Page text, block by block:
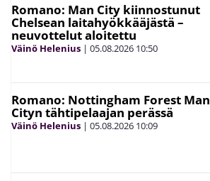
Romano: Man City kiinnostunut
Chelsean laitahyökkääjästä –
neuvottelut aloitettu
Väinö Helenius | 05.08.2026 10:50
Romano: Nottingham Forest Man
Cityn tähtipelaajan perässä
Väinö Helenius | 05.08.2026 10:09